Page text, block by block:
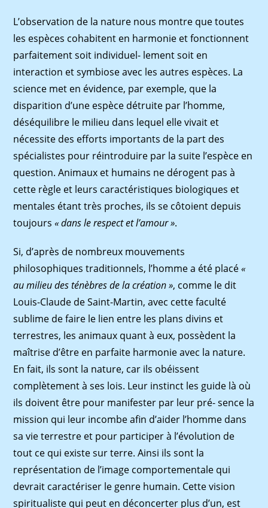
L’observation de la nature nous montre que toutes
les espèces cohabitent en harmonie et fonctionnent
parfaitement soit individuel- lement soit en
interaction et symbiose avec les autres espèces. La
science met en évidence, par exemple, que la
disparition d’une espèce détruite par l’homme,
déséquilibre le milieu dans lequel elle vivait et
nécessite des efforts importants de la part des
spécialistes pour réintroduire par la suite l’espèce en
question. Animaux et humains ne dérogent pas à
cette règle et leurs caractéristiques biologiques et
mentales étant très proches, ils se côtoient depuis
toujours« dans lerespect et l’amour ».
Si, d’après de nombreux mouvements
philosophiques traditionnels, l’homme a été placé«
au milieu des ténèbres de la création », comme le dit
Louis-Claude de Saint-Martin, avec cette faculté
sublime de faire le lien entre les plans divins et
terrestres, les animaux quant à eux, possèdent la
maîtrise d’être en parfaite harmonie avec la nature.
En fait, ils sont la nature, car ils obéissent
complètement à ses lois. Leur instinct les guide là où
ils doivent être pour manifester par leur pré- sence la
mission qui leur incombe aﬁn d’aider l’homme dans
sa vie terrestre et pour participer à l’évolution de
tout ce qui existe sur terre. Ainsi ils sont la
représentation de l’image comportementale qui
devrait caractériser le genre humain. Cette vision
spiritualiste qui peut en déconcerter plus d’un, est